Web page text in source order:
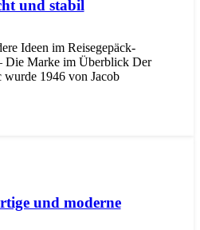
und stabil
Ideen im Reisegepäck-
Die Marke im Überblick Der
1946 von Jacob
und moderne